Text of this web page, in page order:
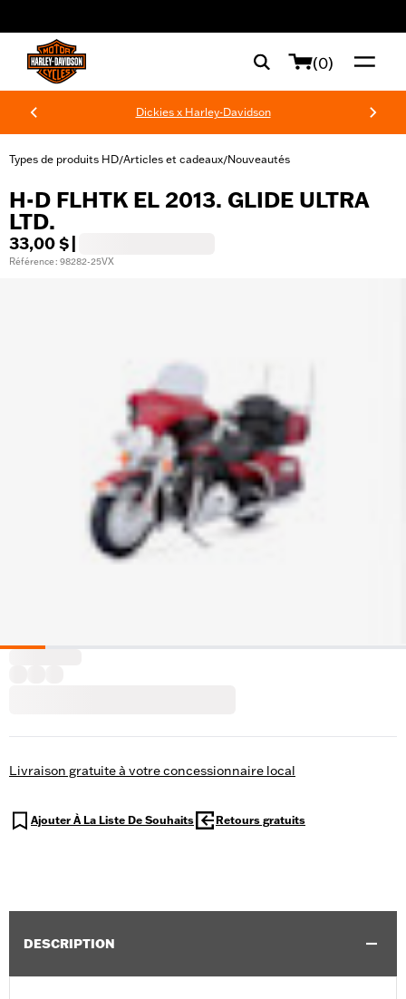
(0)
Dickies x Harley-Davidson
Types de produits HD/Articles et cadeaux/Nouveautés
H-D FLHTK EL 2013. GLIDE ULTRA
LTD.
33,00 $
Référence : 98282-25VX
Livraison gratuite à votre concessionnaire local
Ajouter À La Liste De Souhaits Retours gratuits
DESCRIPTION